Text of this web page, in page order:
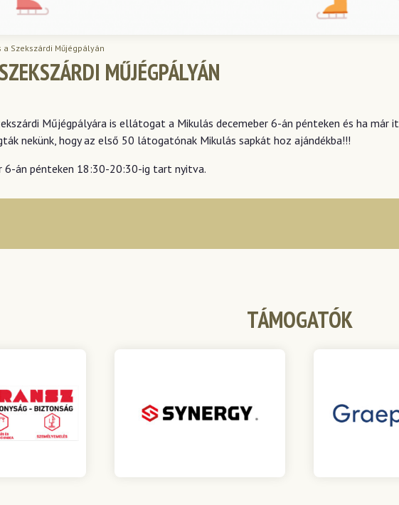
a Szekszárdi Műjégpályán
MŰJÉGPÁLYÁN
Műjégpályára is ellátogat a Mikulás decemeber 6-án pénteken és ha
nekünk, hogy az első 50 látogatónak Mikulás sapkát hoz ajándékba!!!
6-án pénteken 18:30-20:30-ig tart nyitva.
TÁMOGATÓK